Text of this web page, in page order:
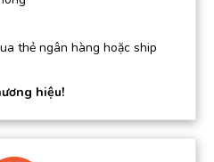
thẻ ngân hàng hoặc ship
hiệu!